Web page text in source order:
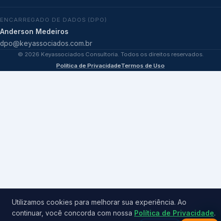
ENCARREGADO DE DADOS (DPO)
Anderson Medeiros
dpo@keyassociados.com.br
© 2026 Keyassociados Consultoria. Todos os direitos reservados.
Política de PrivacidadeTermos de Uso
Utilizamos cookies para melhorar sua experiência. Ao
continuar, você concorda com nossa Política de Privacidade.